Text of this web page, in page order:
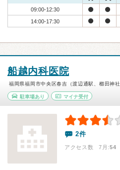
09:00-12:30
14:00-17:30
船越内科医院
福岡県福岡市中央区春吉（渡辺通駅、櫛田神
駐車場あり マイナ受付
2件
アクセス数 7月:54